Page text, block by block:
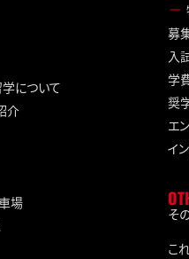
について
介
場
募
入
学
奨
エ
イ
そ
こ